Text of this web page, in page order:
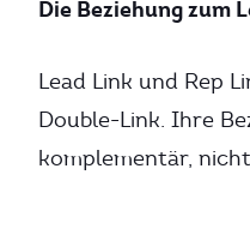
Die Beziehung zum
Lead Link und Rep
Double-Link. Ihre
komplementär,